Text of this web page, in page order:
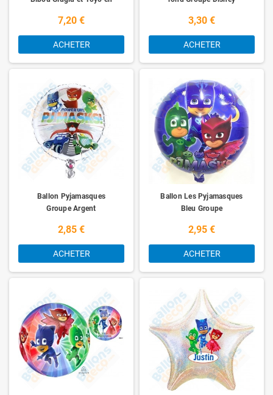
7,20 €
ACHETER
3,30 €
ACHETER
Ballon Pyjamasques
Groupe Argent
2,85 €
ACHETER
Ballon Les Pyjamasques
Bleu Groupe
2,95 €
ACHETER